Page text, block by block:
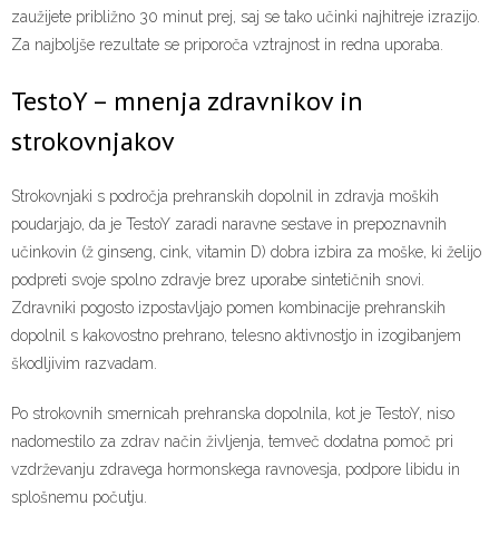
zaužijete približno 30 minut prej, saj se tako učinki najhitreje izrazijo.
Za najboljše rezultate se priporoča vztrajnost in redna uporaba.
TestoY – mnenja zdravnikov in
strokovnjakov
Strokovnjaki s področja prehranskih dopolnil in zdravja moških
poudarjajo, da je TestoY zaradi naravne sestave in prepoznavnih
učinkovin (ž ginseng, cink, vitamin D) dobra izbira za moške, ki želijo
podpreti svoje spolno zdravje brez uporabe sintetičnih snovi.
Zdravniki pogosto izpostavljajo pomen kombinacije prehranskih
dopolnil s kakovostno prehrano, telesno aktivnostjo in izogibanjem
škodljivim razvadam.
Po strokovnih smernicah prehranska dopolnila, kot je TestoY, niso
nadomestilo za zdrav način življenja, temveč dodatna pomoč pri
vzdrževanju zdravega hormonskega ravnovesja, podpore libidu in
splošnemu počutju.